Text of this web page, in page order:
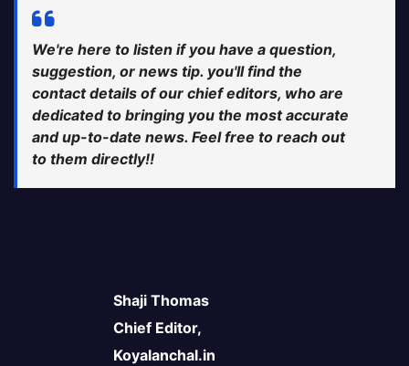
We're here to listen if you have a question,
suggestion, or news tip. you'll find the
contact details of our chief editors, who are
dedicated to bringing you the most accurate
and up-to-date news. Feel free to reach out
to them directly!!
Shaji Thomas
Chief Editor,
Koyalanchal.in